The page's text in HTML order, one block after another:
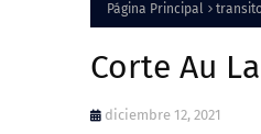
Página Principal
Corte Au
diciembre 12, 2021